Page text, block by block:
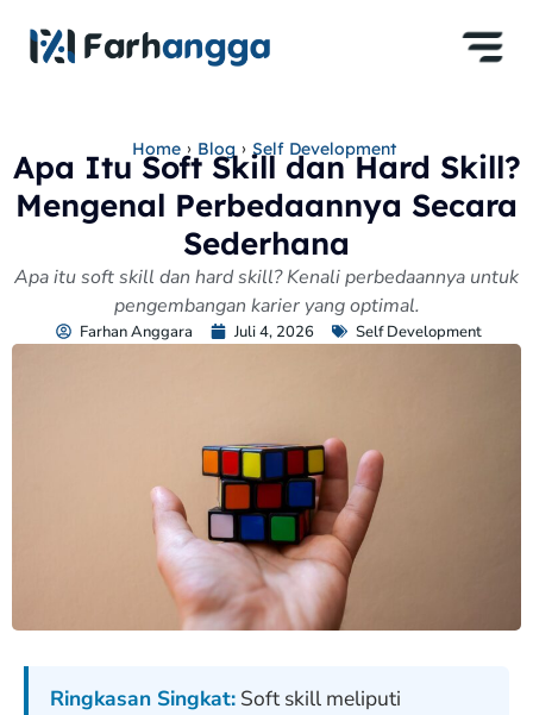
Home › Blog › Self Development
Apa Itu Soft Skill dan Hard Skill?
Mengenal Perbedaannya Secara
Sederhana
Apa itu soft skill dan hard skill? Kenali perbedaannya untuk
pengembangan karier yang optimal.
Farhan Anggara Juli 4, 2026 Self Development
Ringkasan Singkat: Soft skill meliputi